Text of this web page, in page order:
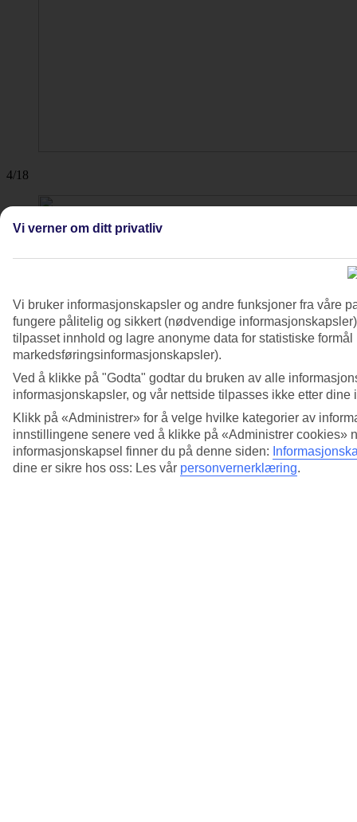
4/18
Vi verner om ditt privatliv
Vi bruker informasjonskapsler og andre funksjoner fra våre
fungere pålitelig og sikkert (nødvendige
tilpasset innhold og lagre anonyme data for statistiske
markedsføringsinformasjonskapsler).
Ved å klikke på "Godta" godtar du bruken av alle
informasjonskapsler, og vår nettside tilpasses ikke etter dine
Klikk på «Administrer» for å velge hvilke kategorier av
innstillingene senere ved å klikke på «Administrer cookies»
informasjonskapsel finner du på denne siden:
dine er sikre hos oss: Les vår personvernerklæring.